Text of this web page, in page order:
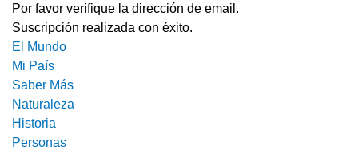
Por favor verifique la dirección de email.
Suscripción realizada con éxito.
El Mundo
Mi País
Saber Más
Naturaleza
Historia
Personas